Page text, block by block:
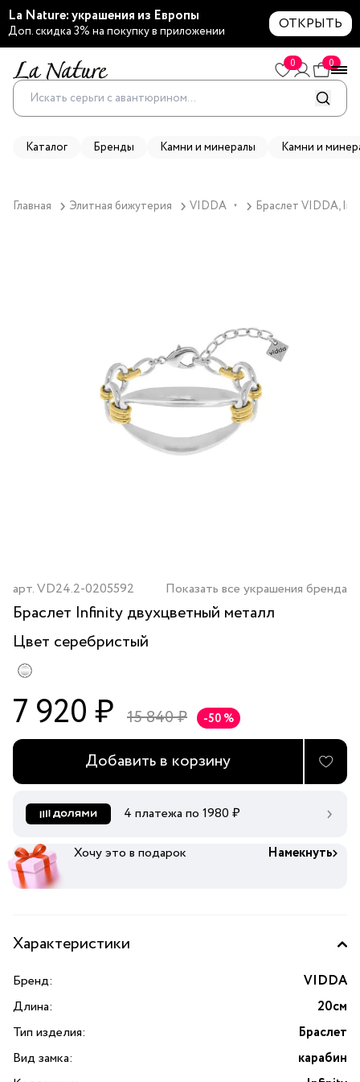
La Nature: украшения из Европы
Доп. скидка 3% на покупку в приложении ОТКРЫТЬ
0 0
Каталог Бренды Камни и минералы Камни и
Главная Элитная бижутерия VIDDA ▼ Браслет VIDDA,
арт.VD24.2-0205592 Показать все украшения бренда
Браслет Infinity двухцветный металл
Цвет серебристый
7 920 ₽ 15 840 ₽ -50 %
Добавить в корзину
4 платежа по 1980 ₽
Хочу это в подарок Намекнуть
Характеристики
Бренд:
VIDDA
Длина:
20см
Тип изделия:
Браслет
Вид замка:
карабин